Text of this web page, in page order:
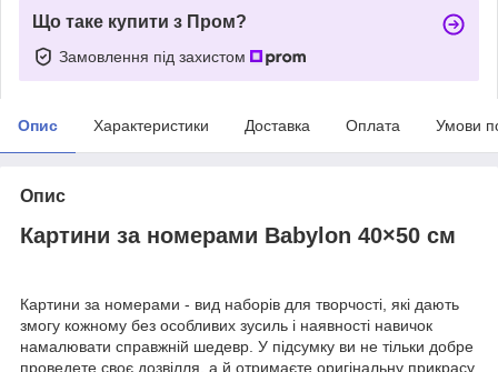
Що таке купити з Пром?
Замовлення під захистом
Опис Характеристики Доставка Оплата Умови
Опис
Картини за номерами Babylon 40×50 см
Картини за номерами - вид наборів для творчості, які дають
змогу кожному без особливих зусиль і наявності навичок
намалювати справжній шедевр. У підсумку ви не тільки добре
проведете своє дозвілля, а й отримаєте оригінальну прикрасу